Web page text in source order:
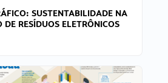
SUSTENTABILIDADE NA
DE RESÍDUOS ELETRÔNICOS